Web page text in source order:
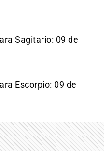
Sagitario: 09 de
Escorpio: 09 de